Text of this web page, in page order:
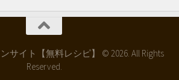
サイト【無料レシピ】 © 2026. All Rights
Reserved.